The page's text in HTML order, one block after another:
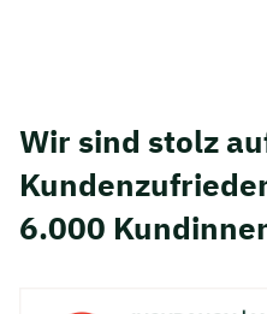
Wir sind stolz
6.000